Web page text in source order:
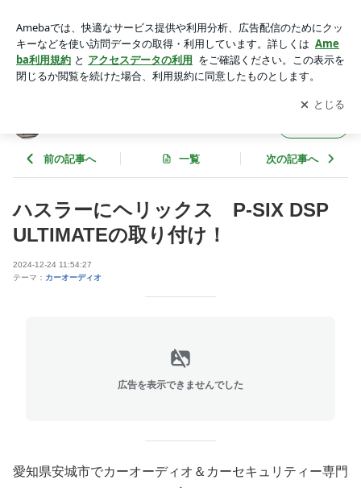
| Meister blog
アプリをダウンロードして ブログの更新通知
を受け取りまし
ょう。
開く
前の記事へ 一覧 次の記事へ
ハスラーにヘリックス P-SIX DSP
ULTIMATEの取り付け！
2024-12-24 11:54:27
テーマ： カーオーディオ
広告を表示できませんでした
愛知県安城市でカーオーディオ＆カーセキュリティー専門